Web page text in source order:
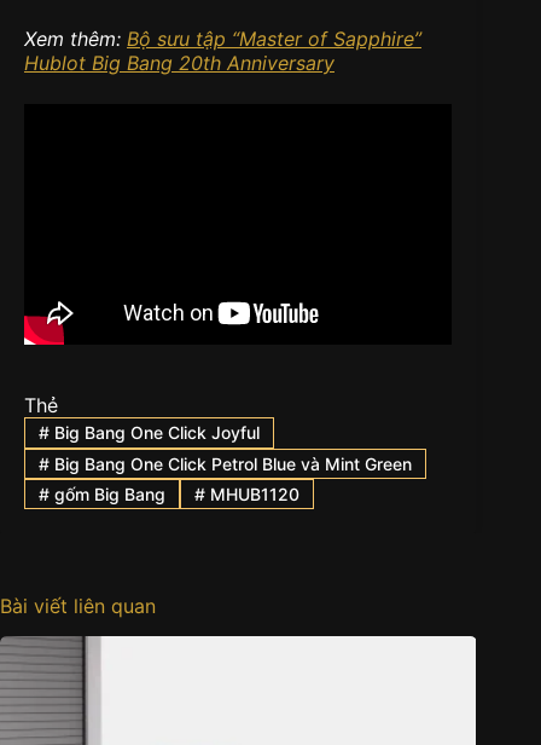
Xem thêm: Bộ sưu tập “Master of Sapphire”
Hublot Big Bang 20th Anniversary
Thẻ
#Big Bang One Click Joyful
#Big Bang One Click Petrol Blue và Mint Green
#gốm Big Bang #MHUB1120
Bài viết liên quan